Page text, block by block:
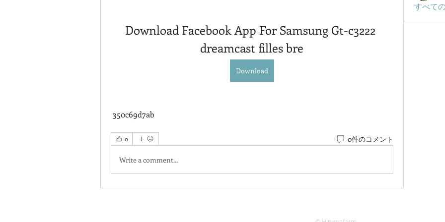
Download Facebook App For Samsung Gt-c3222
dreamcast filles bre
Download
350c69d7ab
0 0件のコメント
Write a comment...
すべて